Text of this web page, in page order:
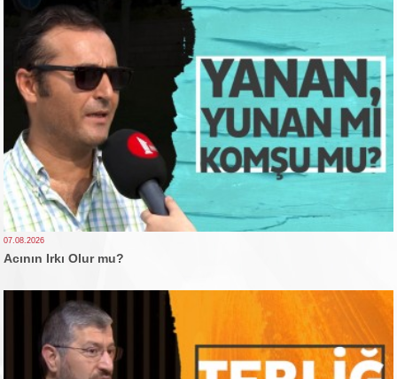
07.08.2026
Acının Irkı Olur mu?